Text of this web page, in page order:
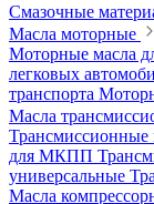
Смазочные
Масла моторные
Моторные масла
легковых
транспорта
Масла
для МКПП
универсальные
Масла